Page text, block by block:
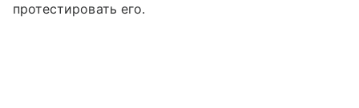
протестировать его.